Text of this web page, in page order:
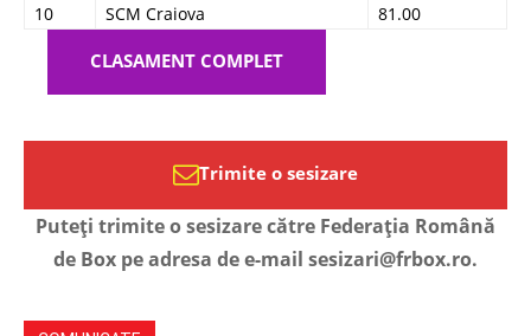
10
SCM Craiova 81.00
CLASAMENT COMPLET
Trimite o sesizare
Puteți trimite o sesizare către Federația Română
de Box pe adresa de e-mail sesizari@frbox.ro.